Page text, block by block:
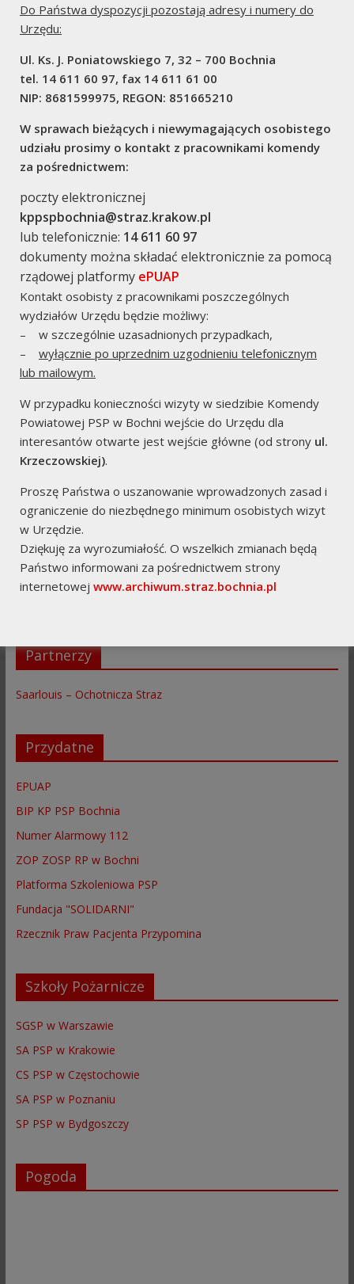
2
Alarmy Fałszywe
administracja
Zaloguj się
Media o Nas
Komendy
Partnerzy
Saarlouis – Ochotnicza Straz
Przydatne
EPUAP
BIP KP PSP Bochnia
Numer Alarmowy 112
ZOP ZOSP RP w Bochni
Platforma Szkoleniowa PSP
Fundacja "SOLIDARNI"
Rzecznik Praw Pacjenta Przypomina
Szkoły Pożarnicze
SGSP w Warszawie
SA PSP w Krakowie
CS PSP w Częstochowie
SA PSP w Poznaniu
SP PSP w Bydgoszczy
Pogoda
Do Państwa dyspozycji pozostają adresy i numery do
Urzędu:
Ul. Ks. J. Poniatowskiego 7, 32 – 700 Bochnia
tel. 14 611 60 97, fax 14 611 61 00
NIP: 8681599975, REGON: 851665210
W sprawach bieżących i niewymagających osobistego
udziału prosimy o kontakt z pracownikami komendy
za pośrednictwem:
poczty elektronicznej
kppspbochnia@straz.krakow.pl
lub telefonicznie: 14 611 60 97
dokumenty można składać elektronicznie za pomocą
rządowej platformy ePUAP
Kontakt osobisty z pracownikami poszczególnych
wydziałów Urzędu będzie możliwy:
– w szczególnie uzasadnionych przypadkach,
– wyłącznie po uprzednim uzgodnieniu telefonicznym
lub mailowym.
W przypadku konieczności wizyty w siedzibie Komendy
Powiatowej PSP w Bochni wejście do Urzędu dla
interesantów otwarte jest wejście główne (od strony ul.
Krzeczowskiej).
Proszę Państwa o uszanowanie wprowadzonych zasad i
ograniczenie do niezbędnego minimum osobistych wizyt
w Urzędzie.
Dziękuję za wyrozumiałość. O wszelkich zmianach będą
Państwo informowani za pośrednictwem strony
internetowej www.archiwum.straz.bochnia.pl